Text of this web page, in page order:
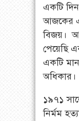
একটি
আজকের
বিজয়।
পেয়েছি
একটি
অধিকার।
১৯৭১
নির্মম